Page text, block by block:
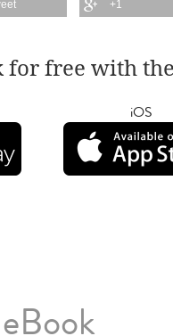
+1
for free with
iOS